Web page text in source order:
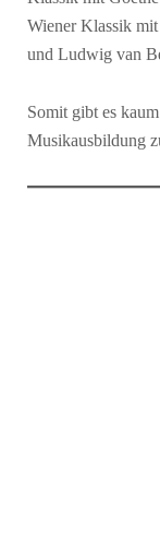
Wiener Klassik
und Ludwig van
Somit gibt es
Musikausbildung